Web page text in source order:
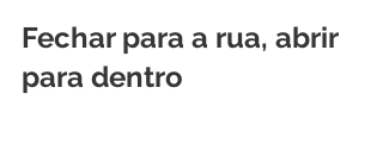
Fechar para a rua, abrir
para dentro